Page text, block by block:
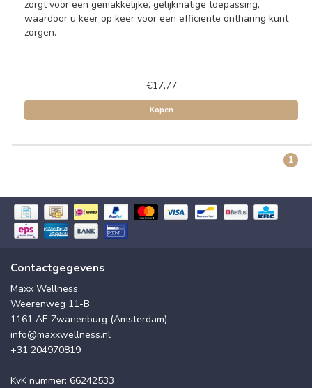
zorgt voor een gemakkelijke, gelijkmatige toepassing,
waardoor u keer op keer voor een efficiënte ontharing kunt
zorgen.
€17,77
Kopen
1
Contactgegevens
Maxx Wellness
Weerenweg 11-B
1161 AE Zwanenburg (Amsterdam)
info@maxxwellness.nl
+31 204970819
KvK nummer: 66242533